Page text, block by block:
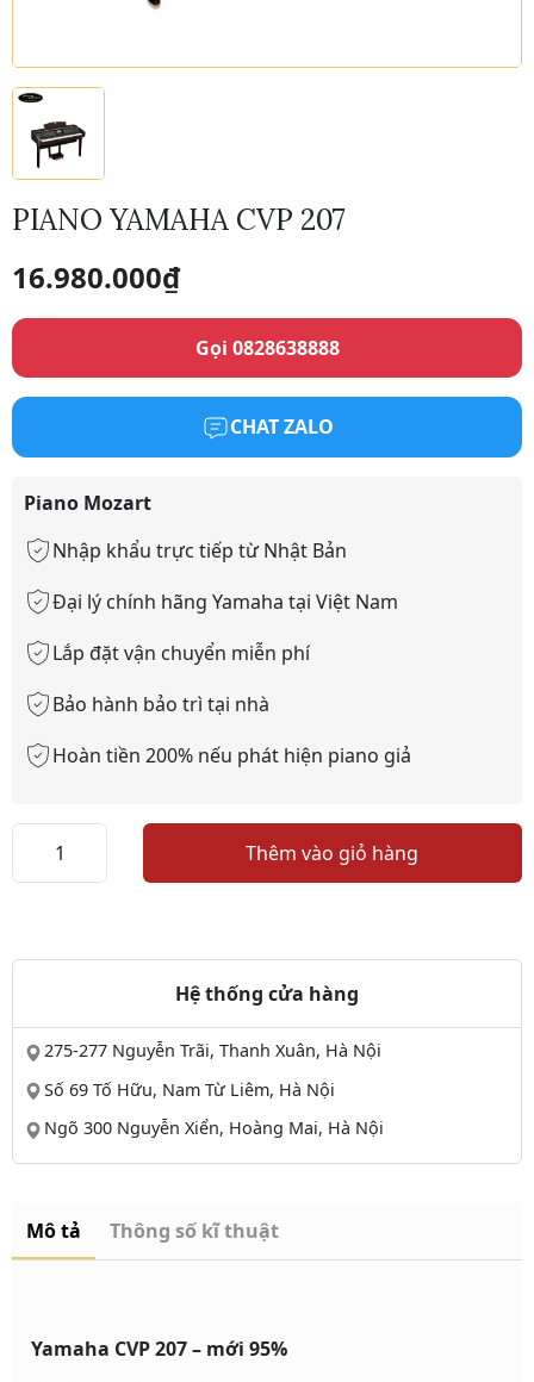
PIANO YAMAHA CVP 207
16.980.000₫
Gọi 0828638888
CHAT ZALO
Piano Mozart
Nhập khẩu trực tiếp từ Nhật Bản
Đại lý chính hãng Yamaha tại Việt Nam
Lắp đặt vận chuyển miễn phí
Bảo hành bảo trì tại nhà
Hoàn tiền 200% nếu phát hiện piano giả
YAMAHA
Thêm vào giỏ hàng
Hệ thống cửa hàng
275-277 Nguyễn Trãi, Thanh Xuân, Hà Nội
Số 69 Tố Hữu, Nam Từ Liêm, Hà Nội
Ngõ 300 Nguyễn Xiển, Hoàng Mai, Hà Nội
Mô tả Thông số kĩ thuật
Yamaha CVP 207 – mới 95%